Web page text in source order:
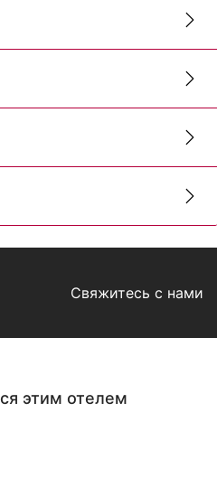
Свяжитесь с нами
этим отелем